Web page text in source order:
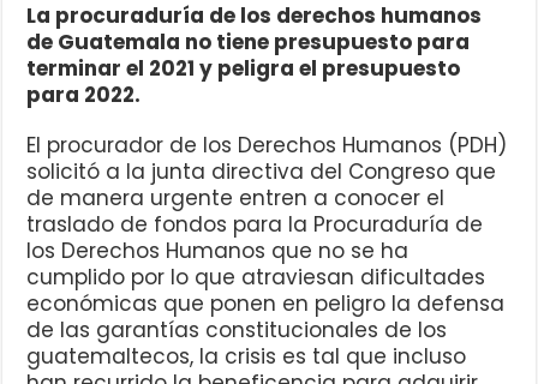
La procuraduría de los derechos humanos
de Guatemala no tiene presupuesto para
terminar el 2021 y peligra el presupuesto
para 2022.
El procurador de los Derechos Humanos (PDH)
solicitó a la junta directiva del Congreso que
de manera urgente entren a conocer el
traslado de fondos para la Procuraduría de
los Derechos Humanos que no se ha
cumplido por lo que atraviesan dificultades
económicas que ponen en peligro la defensa
de las garantías constitucionales de los
guatemaltecos, la crisis es tal que incluso